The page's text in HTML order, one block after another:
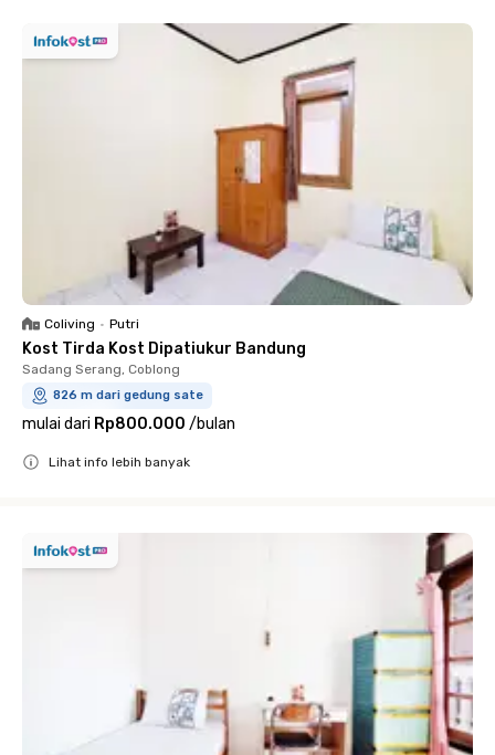
Coliving • Putri
Kost Tirda Kost Dipatiukur Bandung
Sadang Serang, Coblong
826 m dari gedung sate
mulai dari Rp800.000 /bulan
Lihat info lebih banyak